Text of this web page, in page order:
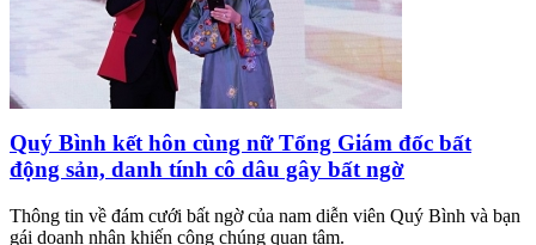
Quý Bình kết hôn cùng nữ Tổng Giám đốc bất
động sản, danh tính cô dâu gây bất ngờ
Thông tin về đám cưới bất ngờ của nam diễn viên Quý Bình và bạn
gái doanh nhân khiến công chúng quan tâm.